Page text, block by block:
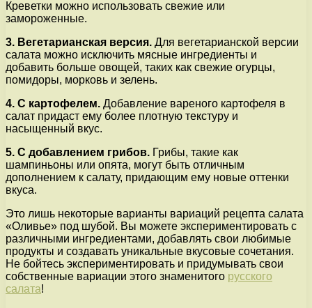
Креветки можно использовать свежие или
замороженные.
3. Вегетарианская версия. Для вегетарианской версии
салата можно исключить мясные ингредиенты и
добавить больше овощей, таких как свежие огурцы,
помидоры, морковь и зелень.
4. С картофелем. Добавление вареного картофеля в
салат придаст ему более плотную текстуру и
насыщенный вкус.
5. С добавлением грибов. Грибы, такие как
шампиньоны или опята, могут быть отличным
дополнением к салату, придающим ему новые оттенки
вкуса.
Это лишь некоторые варианты вариаций рецепта салата
«Оливье» под шубой. Вы можете экспериментировать с
различными ингредиентами, добавлять свои любимые
продукты и создавать уникальные вкусовые сочетания.
Не бойтесь экспериментировать и придумывать свои
собственные вариации этого знаменитого русского
салата!